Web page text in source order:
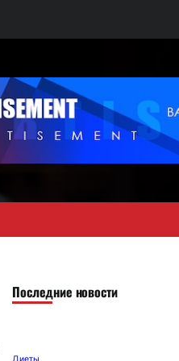
Последние новости
Диеты